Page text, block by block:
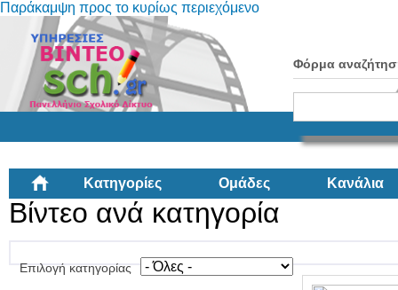
Παράκαμψη προς το κυρίως περιεχόμενο
Φόρμα
Κατηγορίες Ομάδες Κανάλια
Βίντεο ανά κατηγορία
Επιλογή κατηγορίας